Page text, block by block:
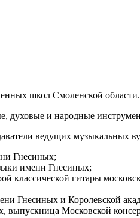
школ Смоленской области.
духовые и народные
ведущих музыкальных
Гнесиных;
имени Гнесиных;
классической гитары
Гнесиных и Королевской
Московской